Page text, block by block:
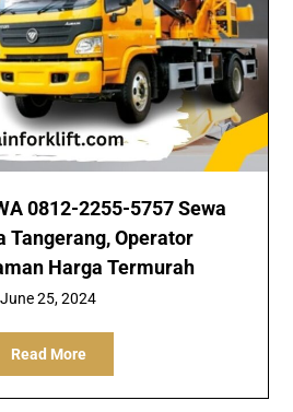
0812-2255-5757 Sewa
Tangerang, Operator
Harga Termurah
June 25, 2024
Read More